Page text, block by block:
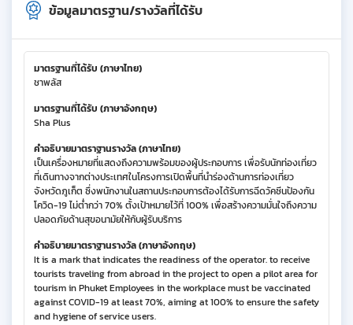
ข้อมูลมาตรฐาน/รางวัลที่ได้รับ
มาตรฐานที่ได้รับ (ภาษาไทย)
ชาพลัส
มาตรฐานที่ได้รับ (ภาษาอังกฤษ)
Sha Plus
คำอธิบายมาตราฐานรางวัล (ภาษาไทย)
เป็นเครื่องหมายที่แสดงถึงความพร้อมของผู้ประกอบการ เพื่อรับนักท่องเที่ยว
ที่เดินทางจากต่างประเทศในโครงการเปิดพื้นที่นำร่องด้านการท่องเที่ยว
จังหวัดภูเก็ต ซึ่งพนักงานในสถานประกอบการต้องได้รับการฉีดวัคซีนป้องกัน
โควิด-19 ไม่ต่ำกว่า 70% ตั้งเป้าหมายไว้ที่ 100% เพื่อสร้างความมั่นใจถึงความ
ปลอดภัยด้านสุขอนามัยให้กับผู้รับบริการ
คำอธิบายมาตราฐานรางวัล (ภาษาอังกฤษ)
It is a mark that indicates the readiness of the operator. to receive
tourists traveling from abroad in the project to open a pilot area for
tourism in Phuket Employees in the workplace must be vaccinated
against COVID-19 at least 70%, aiming at 100% to ensure the safety
and hygiene of service users.